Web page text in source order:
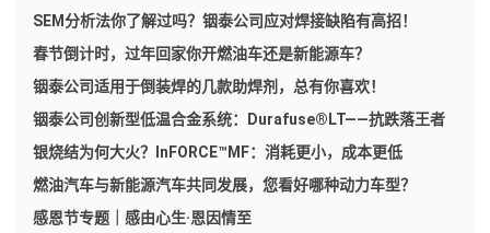
SEM分析法你了解过吗？铟泰公司应对焊接缺陷有高招！
春节倒计时，过年回家你开燃油车还是新能源车？
铟泰公司适用于倒装焊的几款助焊剂，总有你喜欢！
铟泰公司创新型低温合金系统：Durafuse®LT——抗跌落王者
银烧结为何大火？InFORCE™MF：消耗更小，成本更低
燃油汽车与新能源汽车共同发展，您看好哪种动力车型？
感恩节专题｜感由心生·恩因情至